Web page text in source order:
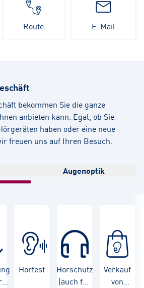
Route E-Mail
bekommen Sie die ganze
anbieten kann. Egal, ob Sie
haben oder eine neue
freuen uns auf Ihren Besuch.
Augenoptik
Hörtest
Hörschutz
(auch für
Verkauf
von